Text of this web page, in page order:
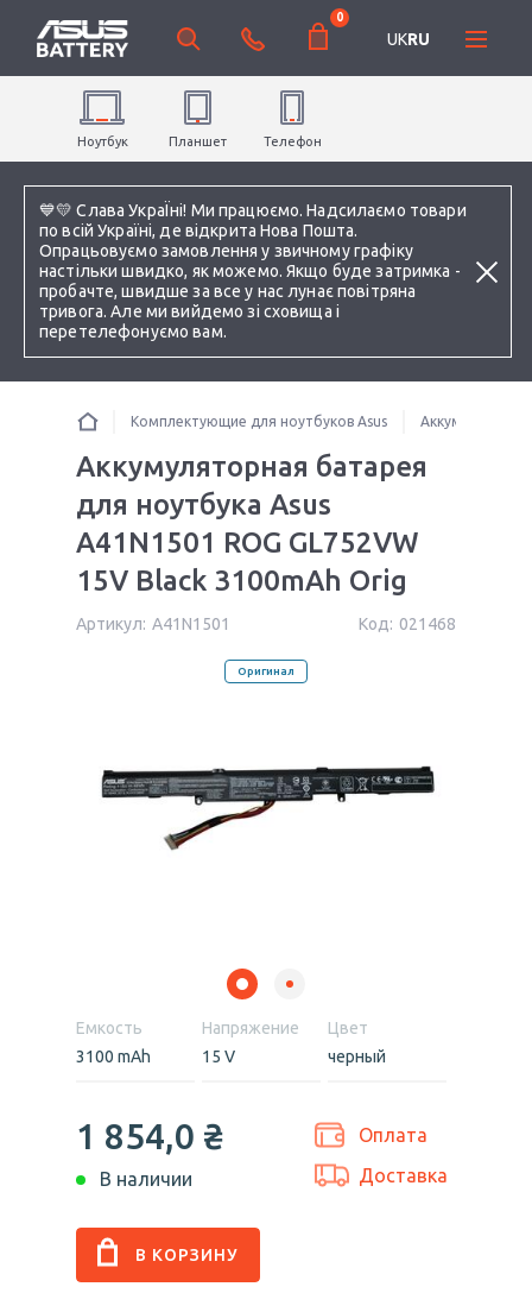
💙💛 Слава УкраЇні! Ми працюємо. Надсилаємо товари
по всій Україні, де відкрита Нова Пошта.
Опрацьовуємо замовлення у звичному графіку
настільки швидко, як можемо. Якщо буде затримка -
пробачте, швидше за все у нас лунає повітряна
тривога. Але ми вийдемо зі сховища і
перетелефонуємо вам.
0
UKRU
Ноутбук Планшет Телефон
Комплектующие для ноутбуков Asus Аккумуляторы
Аккумуляторная батарея
для ноутбука Asus
A41N1501 ROG GL752VW
15V Black 3100mAh Orig
Артикул: A41N1501 Код: 021468
Оригинал
Емкость
3100 mAh
Напряжение
15 V
Цвет
черный
1 854,0 ₴
В наличии
Оплата
Доставка